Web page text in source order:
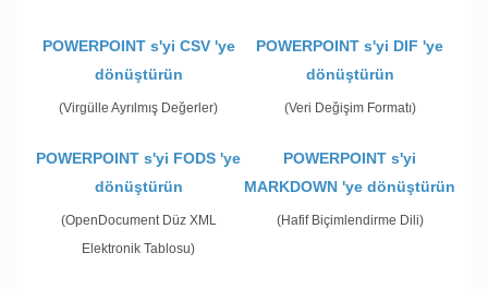
POWERPOINT s'yi CSV 'ye
dönüştürün
(Virgülle Ayrılmış Değerler)
POWERPOINT s'yi DIF 'ye
dönüştürün
(Veri Değişim Formatı)
POWERPOINT s'yi FODS 'ye
dönüştürün
(OpenDocument Düz XML
Elektronik Tablosu)
POWERPOINT s'yi
MARKDOWN 'ye dönüştürün
(Hafif Biçimlendirme Dili)